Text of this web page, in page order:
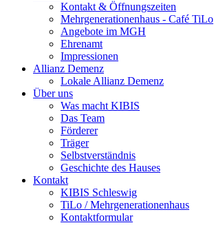
Kontakt & Öffnungszeiten
Mehrgenerationenhaus - Café TiLo
Angebote im MGH
Ehrenamt
Impressionen
Allianz Demenz
Lokale Allianz Demenz
Über uns
Was macht KIBIS
Das Team
Förderer
Träger
Selbstverständnis
Geschichte des Hauses
Kontakt
KIBIS Schleswig
TiLo / Mehrgenerationenhaus
Kontaktformular